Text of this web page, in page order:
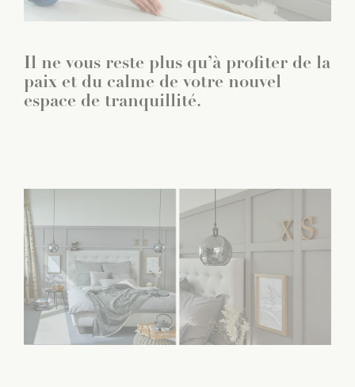
Il ne vous reste plus qu’à profiter de la
paix et du calme de votre nouvel
espace de tranquillité.